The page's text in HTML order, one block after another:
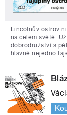
Lincolnův ostrov
na celém světě.
dobrodružství s
hlavně nejedno